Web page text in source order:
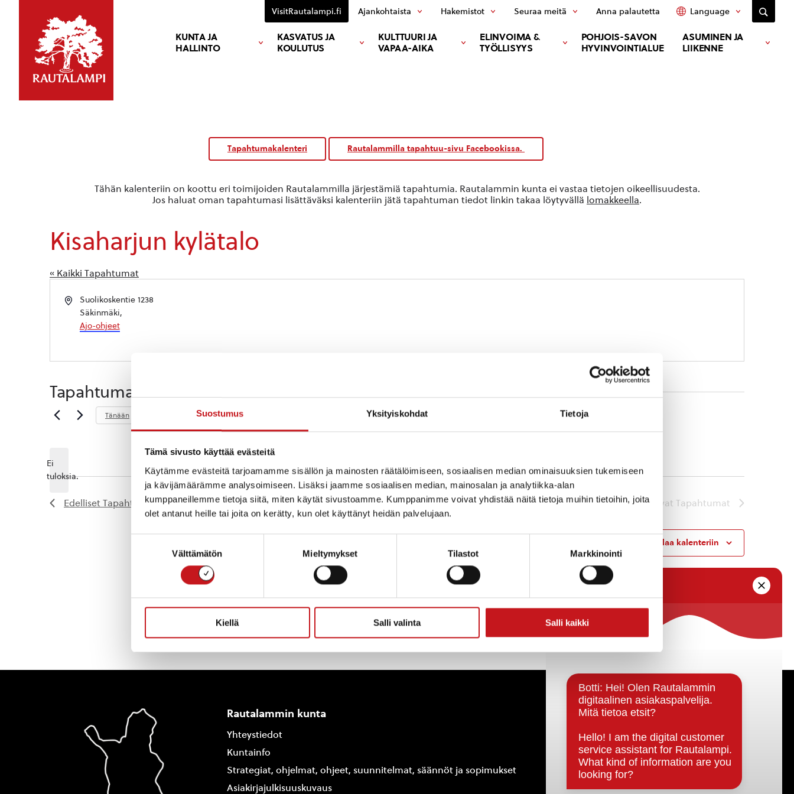
Suostumus Yksityiskohdat Tietoja
Tämä sivusto käyttää evästeitä
Käytämme evästeitä tarjoamamme sisällön ja mainosten räätälöimiseen, sosiaalisen median ominaisuuksien tukemiseen
ja kävijämäärämme analysoimiseen. Lisäksi jaamme sosiaalisen median, mainosalan ja analytiikka-alan
kumppaneillemme tietoja siitä, miten käytät sivustoamme. Kumppanimme voivat yhdistää näitä tietoja muihin tietoihin, joita
olet antanut heille tai joita on kerätty, kun olet käyttänyt heidän palvelujaan.
Välttämätön Mieltymykset Tilastot Markkinointi
Kiellä Salli valinta Salli kaikki
KUNTA JA
HALLINTO
KASVATUS JA
KOULUTUS
KULTTUURI JA
VAPAA-AIKA
ELINVOIMA &
TYÖLLISYYS
POHJOIS-SAVON
HYVINVOINTIALUE
ASUMINEN JA
LIIKENNE
VisitRautalampi.fi Ajankohtaista Hakemistot Seuraa meitä Anna palautetta Language
Tapahtumakalenteri Rautalammilla tapahtuu-sivu Facebookissa.
Kisaharjun kylätalo
« Kaikki Tapahtumat
OsoiteSuolikoskentie 1238
Säkinmäki,
Ajo-ohjeet
Tapahtumat tässä tapahtumapaikka
Notice
Ei
tuloksia.
Tänään
Valitse
Edelliset Tapahtumat Seuraavat Tapahtumat
Tilaa kalenteriin
Tähän kalenteriin on koottu eri toimijoiden Rautalammilla järjestämiä tapahtumia. Rautalammin kunta ei vastaa tietojen oikeellisuudesta.
Jos haluat oman tapahtumasi lisättäväksi kalenteriin jätä tapahtuman tiedot linkin takaa löytyvällä lomakkeella.
Rautalammin kunta
Yhteystiedot
Kuntainfo
Strategiat, ohjelmat, ohjeet, suunnitelmat, säännöt ja sopimukset
Asiakirjajulkisuuskuvaus
Päätöksenteko ja lähidemokratia
Päätökset, esityslistat & pöytäkirjat
Hallinto
Kunnanhallitus
Kunnanvaltuusto